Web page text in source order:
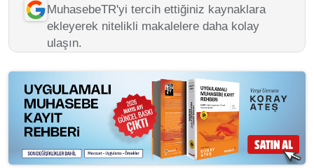
MuhasebeTR'yi tercih ettiğiniz kaynaklara
ekleyerek nitelikli makalelere daha kolay
ulaşın.